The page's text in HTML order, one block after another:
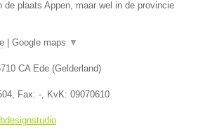
de plaats Appen, maar wel in de provincie
Google maps ▼
CA Ede (Gelderland)
, Fax: - , KvK: 09070610